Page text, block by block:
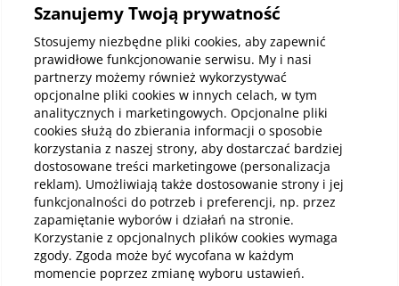
Kup abonamenty online
Kup online
Pobierz aplikację mobilną
Szanujemy Twoją prywatność
Stosujemy niezbędne pliki cookies, aby zapewnić
prawidłowe funkcjonowanie serwisu. My i nasi
partnerzy możemy również wykorzystywać
opcjonalne pliki cookies w innych celach, w tym
analitycznych i marketingowych. Opcjonalne pliki
cookies służą do zbierania informacji o sposobie
korzystania z naszej strony, aby dostarczać bardziej
dostosowane treści marketingowe (personalizacja
reklam). Umożliwiają także dostosowanie strony i jej
funkcjonalności do potrzeb i preferencji, np. przez
zapamiętanie wyborów i działań na stronie.
Korzystanie z opcjonalnych plików cookies wymaga
zgody. Zgoda może być wycofana w każdym
momencie poprzez zmianę wyboru ustawień.